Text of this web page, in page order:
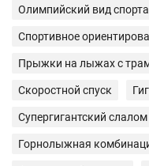
Олимпийский вид спорта
Спортивное
Прыжки на лыжах с
Скоростной спуск
Супергигантский слалом
Горнолыжная